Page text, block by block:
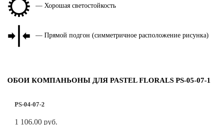
— Хорошая светостойкость
— Прямой подгон (симметричное расположение рисунка)
ОБОИ КОМПАНЬОНЫ ДЛЯ PASTEL FLORALS PS-05-07-1
PS-04-07-2
1 106.00 руб.